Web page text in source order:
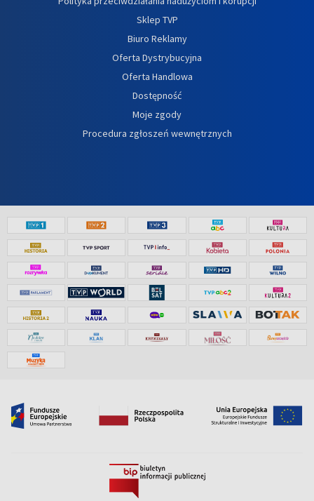
Sklep TVP
Biuro Reklamy
Oferta Dystrybucyjna
Oferta Handlowa
Dostępność
Moje zgody
Procedura zgłoszeń wewnętrznych